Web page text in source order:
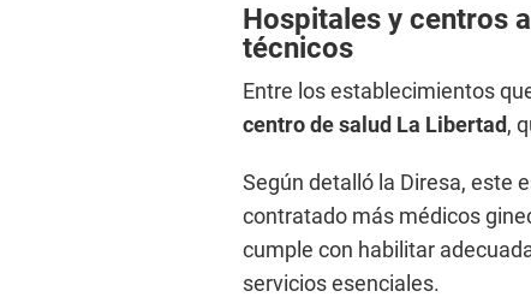
Hospitales y centros
técnicos
Entre los establecimientos
centro de salud La Libertad,
Según detalló la Diresa, este
contratado más médicos
cumple con habilitar
servicios esenciales.